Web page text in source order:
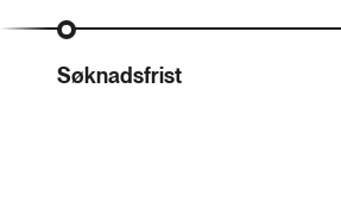
Søknadsfrist